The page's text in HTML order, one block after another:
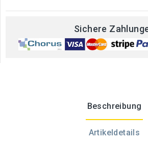
Sichere
Beschreibung
Artikeldetails